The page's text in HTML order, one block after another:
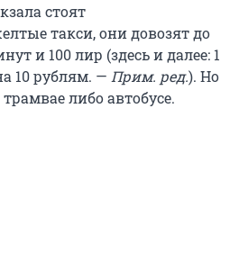
стоят
такси, они довозят до
и 100 лир (здесь и далее: 1
10 рублям. — Прим. ред.). Но
либо автобусе.